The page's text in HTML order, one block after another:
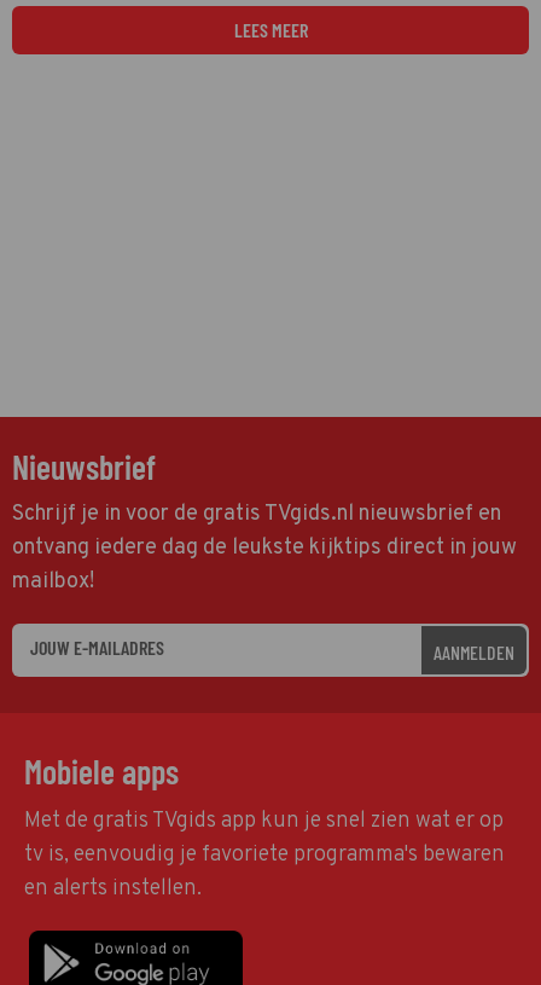
LEES MEER
Nieuwsbrief
Schrijf je in voor de gratis TVgids.nl nieuwsbrief en
ontvang iedere dag de leukste kijktips direct in jouw
mailbox!
AANMELDEN
Mobiele apps
Met de gratis TVgids app kun je snel zien wat er op
tv is, eenvoudig je favoriete programma's bewaren
en alerts instellen.